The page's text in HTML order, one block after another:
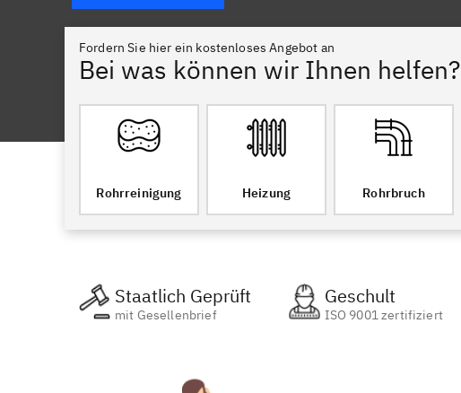
Fordern Sie hier ein kostenloses Angebot an
Bei was können wir Ihnen helfen?
Rohrreinigung Heizung Rohrbruch
Staatlich Geprüft
mit Gesellenbrief
Geschult
ISO 9001 zertifiziert